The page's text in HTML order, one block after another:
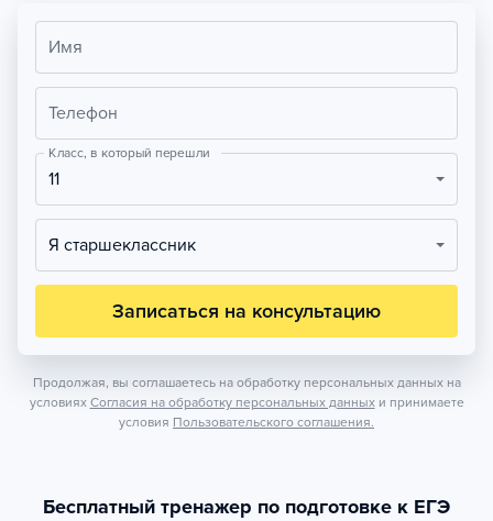
Имя
Телефон
Класс, в который перешли
11
Я старшеклассник
Записаться на консультацию
Продолжая, вы соглашаетесь на обработку персональных данных на
условиях Согласия на обработку персональных данных и принимаете
условия Пользовательского соглашения.
Бесплатный тренажер по подготовке к ЕГЭ